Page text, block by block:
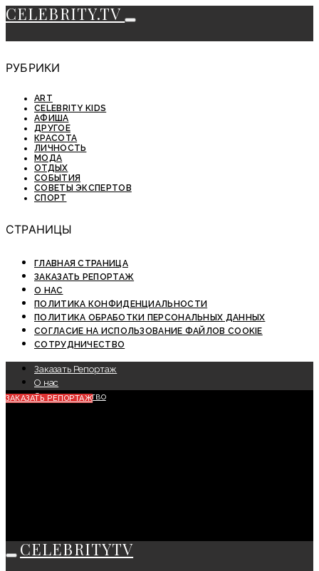
CELEBRITY.TV
РУБРИКИ
ART
CELEBRITY KIDS
АФИША
ДРУГОЕ
КРАСОТА
ЛИЧНОСТЬ
МОДА
ОТДЫХ
СОБЫТИЯ
СОВЕТЫ ЭКСПЕРТОВ
СПОРТ
СТРАНИЦЫ
ГЛАВНАЯ СТРАНИЦА
ЗАКАЗАТЬ РЕПОРТАЖ
О НАС
ПОЛИТИКА КОНФИДЕНЦИАЛЬНОСТИ
ПОЛИТИКА ОБРАБОТКИ ПЕРСОНАЛЬНЫХ ДАННЫХ
СОГЛАСИЕ НА ИСПОЛЬЗОВАНИЕ ФАЙЛОВ COOKIE
СОТРУДНИЧЕСТВО
Заказать Репортаж
О нас
Сотрудничество
ЗАКАЗАТЬ РЕПОРТАЖ
CELEBRITYTV